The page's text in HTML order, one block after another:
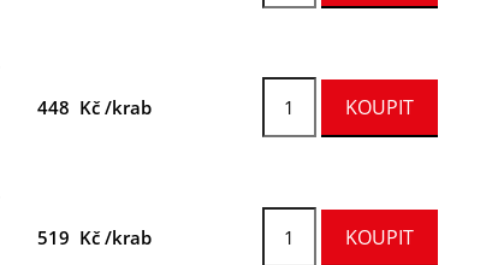
448 Kč /krab
519 Kč /krab